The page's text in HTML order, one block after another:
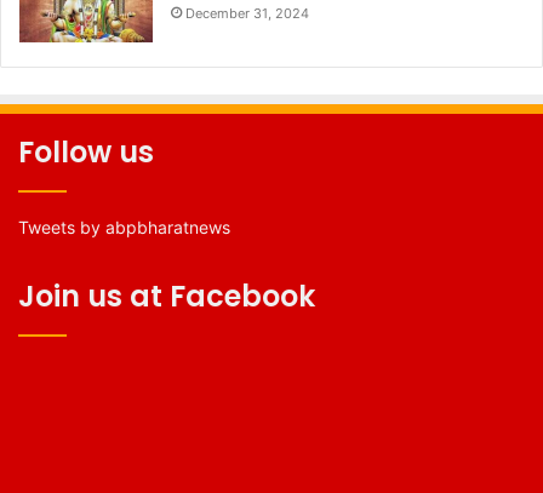
December 31, 2024
Follow us
Tweets by abpbharatnews
Join us at Facebook